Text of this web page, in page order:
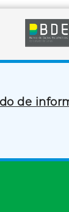
de